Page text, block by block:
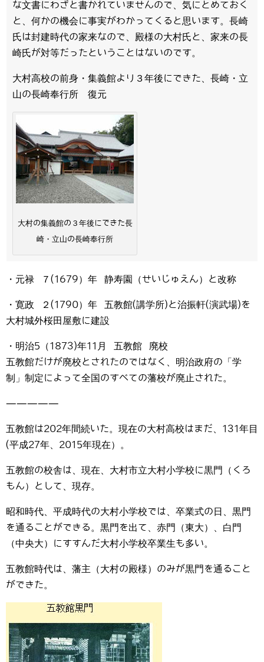
な文書にわざと書かれていませんので、気にとめておく
と、何かの機会に事実がわかってくると思います。長崎
氏は封建時代の家来なので、殿様の大村氏と、家来の長
崎氏が対等だったということはないのです。
大村高校の前身・集義館より３年後にできた、長崎・立
山の長崎奉行所 復元
大村の集義館の３年後にできた長
崎・立山の長崎奉行所
・元禄 ７(1679）年 静寿園（せいじゅえん）と改称
・寛政 ２(1790）年 五教館(講学所)と治振軒(演武場)を
大村城外桜田屋敷に建設
・明治5（1873)年11月 五教館 廃校
五教館だけが廃校とされたのではなく、明治政府の「学
制」制定によって全国のすべての藩校が廃止された。
—————
五教館は202年間続いた。現在の大村高校はまだ、131年目
(平成27年、2015年現在）。
五教館の校舎は、現在、大村市立大村小学校に黒門（くろ
もん）として、現存。
昭和時代、平成時代の大村小学校では、卒業式の日、黒門
を通ることができる。黒門を出て、赤門（東大）、白門
（中央大）にすすんだ大村小学校卒業生も多い。
五教館時代は、藩主（大村の殿様）のみが黒門を通ること
ができた。